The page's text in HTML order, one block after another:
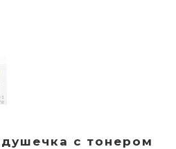
с тонером